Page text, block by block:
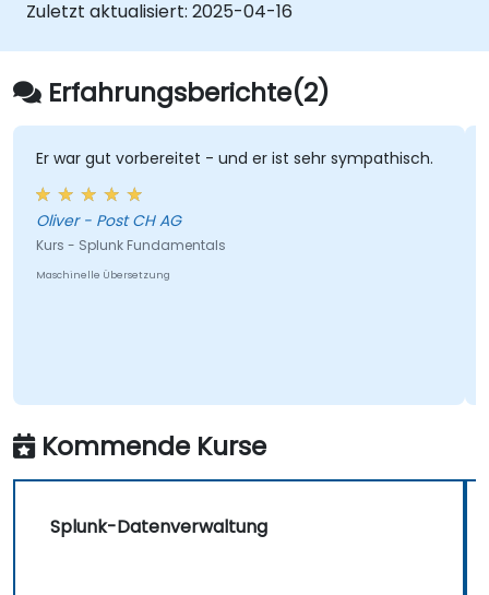
Zuletzt aktualisiert: 2025-04-16
Erfahrungsberichte(2)
Er war gut vorbereitet - und er ist sehr sympathisch.
Oliver - Post CH AG
Kurs - Splunk Fundamentals
Maschinelle Übersetzung
Kommende Kurse
Splunk-Datenverwaltung